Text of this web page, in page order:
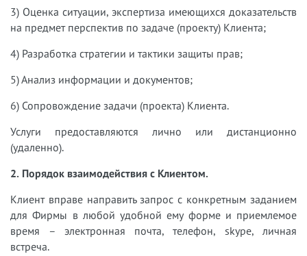
3) Оценка ситуации, экспертиза имеющихся доказательств
на предмет перспектив по задаче (проекту) Клиента;
4) Разработка стратегии и тактики защиты прав;
5) Анализ информации и документов;
6) Сопровождение задачи (проекта) Клиента.
Услуги предоставляются лично или дистанционно
(удаленно).
2. Порядок взаимодействия с Клиентом.
Клиент вправе направить запрос с конкретным заданием
для Фирмы в любой удобной ему форме и приемлемое
время – электронная почта, телефон, skype, личная
встреча.